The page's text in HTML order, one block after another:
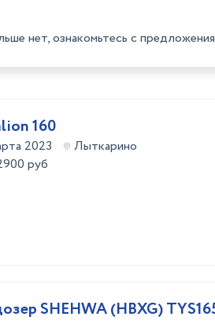
нет, ознакомьтесь с
160
2023
Лыткарино
руб
SHEHWA (HBXG)